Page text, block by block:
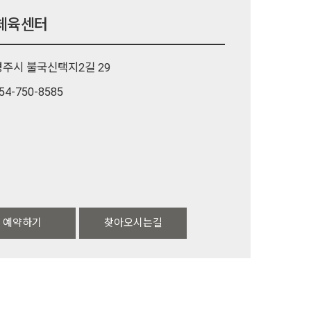
육센터
주시 불국신택지2길 29
750-8585
예약하기 찾아오시는길